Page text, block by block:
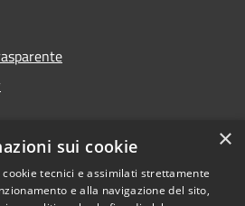
×
sui cookie
tecnici e assimilati strettamente
e alla navigazione del sito,